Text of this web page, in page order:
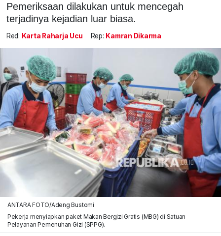
Pemeriksaan dilakukan untuk mencegah
terjadinya kejadian luar biasa.
Red: Karta Raharja Ucu Rep: Kamran Dikarma
ANTARA FOTO/Adeng Bustomi
Pekerja menyiapkan paket Makan Bergizi Gratis (MBG) di Satuan
Pelayanan Pemenuhan Gizi (SPPG).